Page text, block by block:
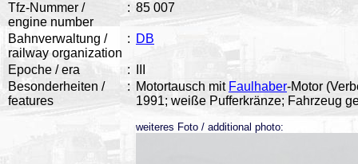
Tfz-Nummer /
engine number
: 85 007
Bahnverwaltung /
railway organization
: DB
Epoche / era :
Besonderheiten /
features
: Motortausch mit Faulhaber-Motor
1991; weiße Pufferkränze; Fahrzeug
weiteres Foto / additional photo: